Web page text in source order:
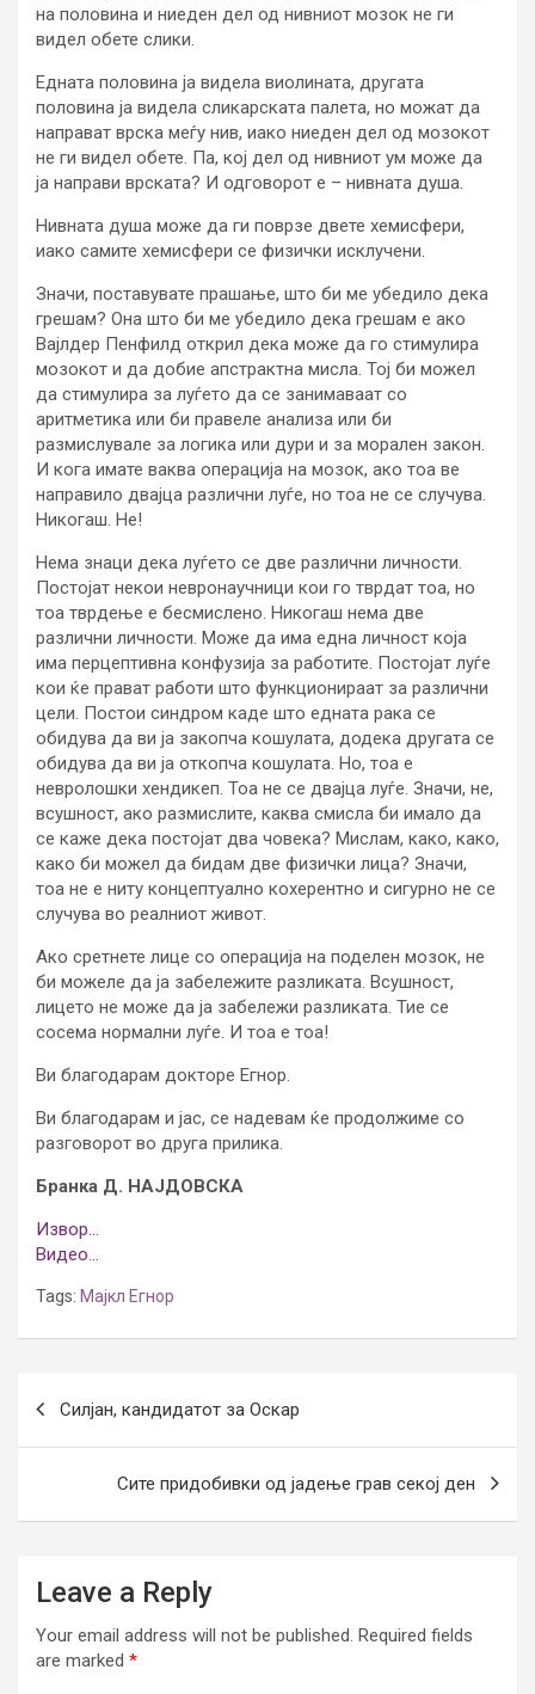
на половина и ниеден дел од нивниот мозок не ги
видел обете слики.
Едната половина ја видела виолината, другата
половина ја видела сликарската палета, но можат да
направат врска меѓу нив, иако ниеден дел од мозокот
не ги видел обете. Па, кој дел од нивниот ум може да
ја направи врската? И одговорот е – нивната душа.
Нивната душа може да ги поврзе двете хемисфери,
иако самите хемисфери се физички исклучени.
Значи, поставувате прашање, што би ме убедило дека
грешам? Она што би ме убедило дека грешам е ако
Вајлдер Пенфилд открил дека може да го стимулира
мозокот и да добие апстрактна мисла. Тој би можел
да стимулира за луѓето да се занимаваат со
аритметика или би правеле анализа или би
размислувале за логика или дури и за морален закон.
И кога имате ваква операција на мозок, ако тоа ве
направило двајца различни луѓе, но тоа не се случува.
Никогаш. Не!
Нема знаци дека луѓето се две различни личности.
Постојат некои невронаучници кои го тврдат тоа, но
тоа тврдење е бесмислено. Никогаш нема две
различни личности. Може да има една личност која
има перцептивна конфузија за работите. Постојат луѓе
кои ќе прават работи што функционираат за различни
цели. Постои синдром каде што едната рака се
обидува да ви ја закопча кошулата, додека другата се
обидува да ви ја откопча кошулата. Но, тоа е
невролошки хендикеп. Тоа не се двајца луѓе. Значи, не,
всушност, ако размислите, каква смисла би имало да
се каже дека постојат два човека? Мислам, како, како,
како би можел да бидам две физички лица? Значи,
тоа не е ниту концептуално кохерентно и сигурно не се
случува во реалниот живот.
Ако сретнете лице со операција на поделен мозок, не
би можеле да ја забележите разликата. Всушност,
лицето не може да ја забележи разликата. Тие се
сосема нормални луѓе. И тоа е тоа!
Ви благодарам докторе Егнор.
Ви благодарам и јас, се надевам ќе продолжиме со
разговорот во друга прилика.
Бранка Д. НАЈДОВСКА
Извор…
Видео…
Tags: Мајкл Егнор
navigation
Силјан, кандидатот за Оскар
Сите придобивки од јадење грав секој ден
Leave a Reply
Your email address will not be published. Required fields
are marked *